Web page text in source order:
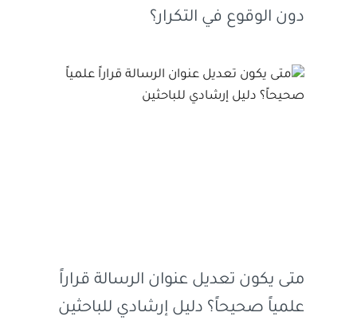
دون الوقوع في التكرار؟
متى يكون تعديل عنوان الرسالة قراراً
علمياً صحيحاً؟ دليل إرشادي للباحثين